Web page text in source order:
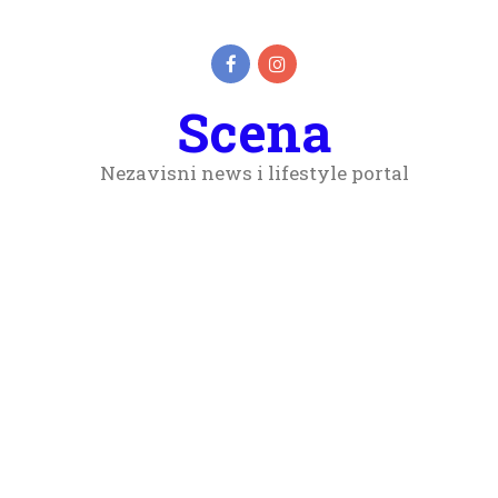
Scena
Nezavisni news i lifestyle portal